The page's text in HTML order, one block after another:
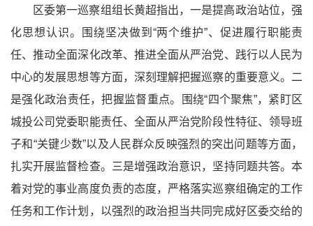
区委第一巡察组组长黄超指出，一是提高政治站位，强
化思想认识。围绕坚决做到 “两个维护”、促进履行职能责
任、推动全面深化改革、推进全面从严治党、践行以人民为
中心的发展思想等方面，深刻理解把握巡察的重要意义。二
是强化政治责任，把握监督重点。围绕“四个聚焦”，紧盯区
城投公司党委职能责任、全面从严治党阶段性特征、领导班
子和“关键少数”以及人民群众反映强烈的突出问题等方面，
扎实开展监督检查。三是增强政治意识，坚持同题共答。本
着对党的事业高度负责的态度，严格落实巡察组确定的工作
任务和工作计划，以强烈的政治担当共同完成好区委交给的